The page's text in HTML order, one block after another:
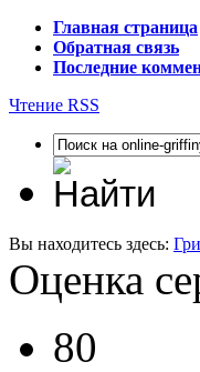
Главная страница
Обратная связь
Последние
Чтение RSS
Вы находитесь здесь:
Оценка
80